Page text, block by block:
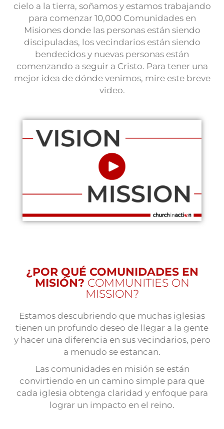
cielo a la tierra, soñamos y estamos trabajando
para comenzar 10,000 Comunidades en
Misiones donde las personas están siendo
discipuladas, los vecindarios están siendo
bendecidos y nuevas personas están
comenzando a seguir a Cristo. Para tener una
mejor idea de dónde venimos, mire este breve
video.
¿POR QUÉ COMUNIDADES EN
MISIÓN? COMMUNITIES ON
MISSION?
Estamos descubriendo que muchas iglesias
tienen un profundo deseo de llegar a la gente
y hacer una diferencia en sus vecindarios, pero
a menudo se estancan.
Las comunidades en misión se están
convirtiendo en un camino simple para que
cada iglesia obtenga claridad y enfoque para
lograr un impacto en el reino.